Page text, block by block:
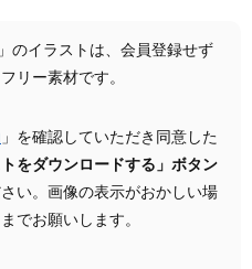
のイラストは、会員登録せず
リー素材です。
」を確認していただき同意した
をダウンロードする」ボタン
さい。画像の表示がおかしい場
までお願いします。